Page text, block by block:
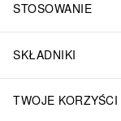
STOSOWANIE
SKŁADNIKI
TWOJE KORZYŚCI